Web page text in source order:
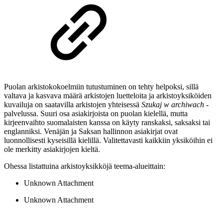
Puolan arkistokokoelmiin tutustuminen on tehty helpoksi, sillä
valtava ja kasvava määrä arkistojen luetteloita ja arkistoyksiköiden
kuvailuja on saatavilla arkistojen yhteisessä Szukaj w archiwach -
palvelussa. Suuri osa asiakirjoista on puolan kielellä, mutta
kirjeenvaihto suomalaisten kanssa on käyty ranskaksi, saksaksi tai
englanniksi. Venäjän ja Saksan hallinnon asiakirjat ovat
luonnollisesti kyseisillä kielillä. Valitettavasti kaikkiin yksiköihin ei
ole merkitty asiakirjojen kieltä.
Ohessa listattuina arkistoyksikköjä teema-alueittain:
Unknown Attachment
Unknown Attachment